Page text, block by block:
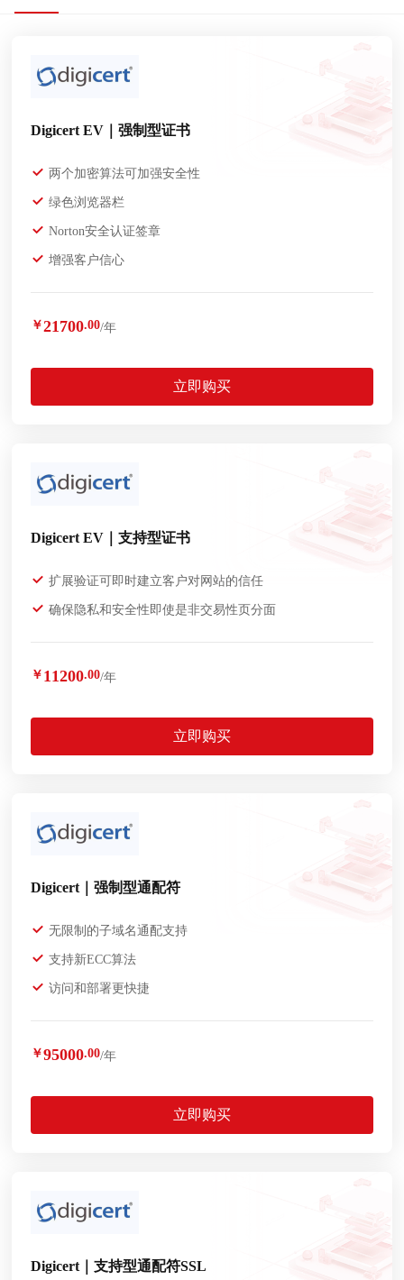
Digicert EV｜强制型证书
两个加密算法可加强安全性
绿色浏览器栏
Norton安全认证签章
增强客户信心
￥21700.00/年
立即购买
Digicert EV｜支持型证书
扩展验证可即时建立客户对网站的信任
确保隐私和安全性即使是非交易性页分面
￥ 11200.00/年
立即购买
Digicert｜强制型通配符
无限制的子域名通配支持
支持新ECC算法
访问和部署更快捷
￥95000.00/年
立即购买
Digicert｜支持型通配符SSL